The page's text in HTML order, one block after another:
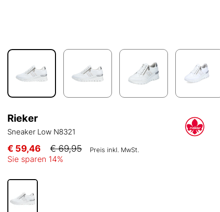
Rieker
Sneaker Low N8321
€ 59,46 € 69,95 Preis inkl. MwSt.
Sie sparen 14%